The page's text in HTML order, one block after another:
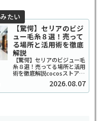
【驚愕】セリアのビジ
ュー毛糸８選！売って
る場所と活用術を徹底
解説
【驚愕】セリアのビジュー毛
糸８選！売ってる場所と活用
術を徹底解説cocosストアで
す、ご覧いただきありがとう
ございます！最近、SNSやハ
ンドメイド好きの間で「宝石
2026.08.07